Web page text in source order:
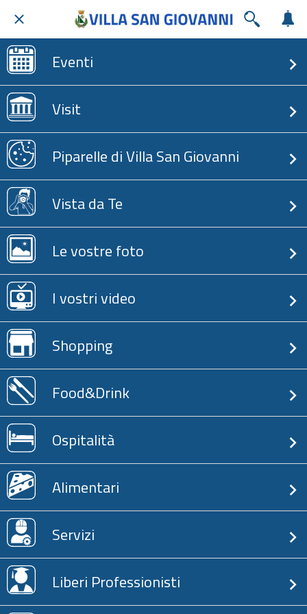
Eventi
Visit
Piparelle di Villa San Giovanni
Vista da Te
Le vostre foto
I vostri video
Shopping
Food&Drink
Ospitalità
Alimentari
Servizi
Liberi Professionisti